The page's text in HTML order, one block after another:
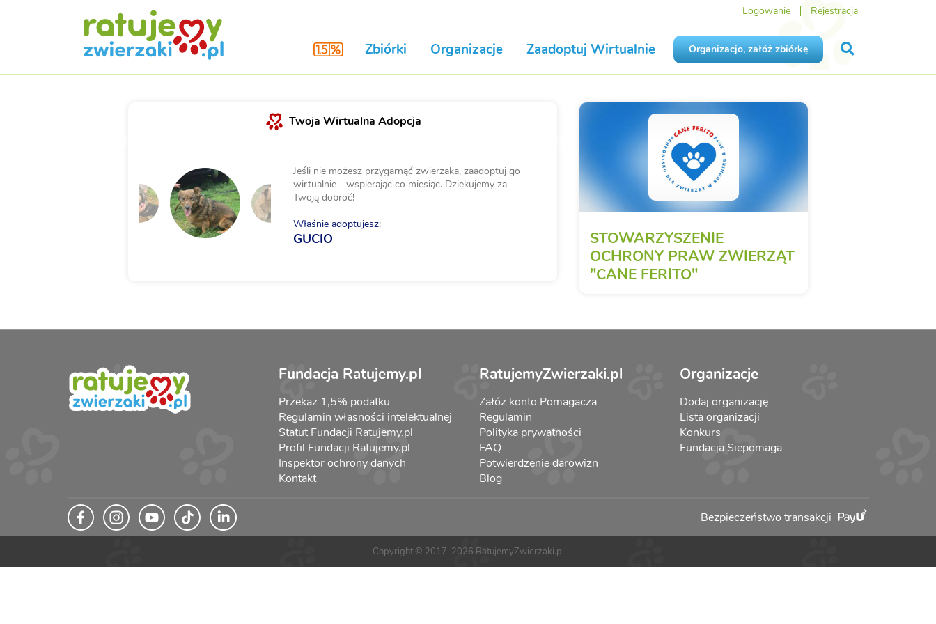
Logowanie Rejestracja
Zbiórki Organizacje Zaadoptuj Wirtualnie Organizacjo, załóż zbiórkę
Twoja Wirtualna Adopcja
Jeśli nie możesz przygarnąć zwierzaka, zaadoptuj go
wirtualnie - wspierając co miesiąc. Dziękujemy za
Twoją dobroć!
Właśnie adoptujesz:
GUCIO
STOWARZYSZENIE
OCHRONY PRAW ZWIERZĄT
"CANE FERITO"
Fundacja Ratujemy.pl
Przekaż 1,5% podatku
Regulamin własności intelektualnej
Statut Fundacji Ratujemy.pl
Profil Fundacji Ratujemy.pl
Inspektor ochrony danych
Kontakt
RatujemyZwierzaki.pl
Załóż konto Pomagacza
Regulamin
Polityka prywatności
FAQ
Potwierdzenie darowizn
Blog
Organizacje
Dodaj organizację
Lista organizacji
Konkurs
Fundacja Siepomaga
Bezpieczeństwo transakcji
Copyright © 2017-2026 RatujemyZwierzaki.pl